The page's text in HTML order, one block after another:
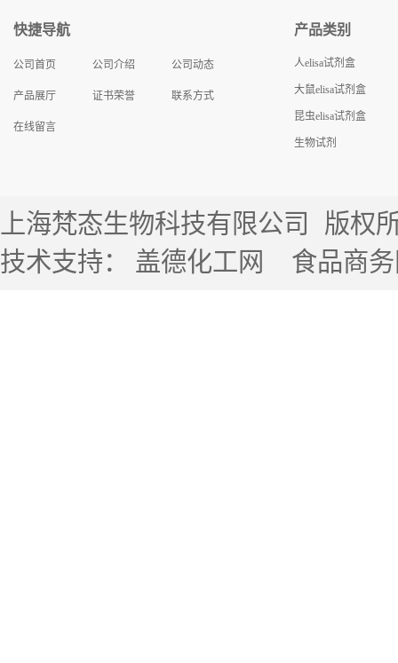
快捷导航
公司首页 公司介绍 公司动态
产品展厅 证书荣誉 联系方式
在线留言
产品类别
人elisa试剂盒
大鼠elisa试剂盒
昆虫elisa试剂盒
生物试剂
上海梵态生物科技有限公司
版权
技术支持： 盖德化工网 食品商